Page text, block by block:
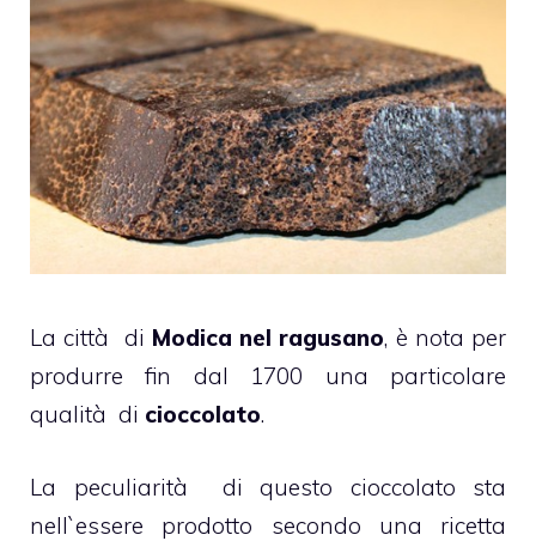
La città di Modica nel ragusano, è nota per
produrre fin dal 1700 una particolare
qualità di cioccolato.
La peculiarità di questo cioccolato sta
nell`essere prodotto secondo una ricetta